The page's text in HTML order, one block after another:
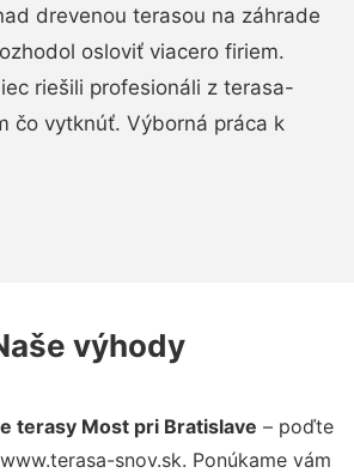
drevenou terasou na záhrade
osloviť viacero firiem.
riešili profesionáli z terasa-
čo vytknúť. Výborná práca k
výhody
terasy Most pri Bratislave – poďte
snov.sk. Ponúkame vám